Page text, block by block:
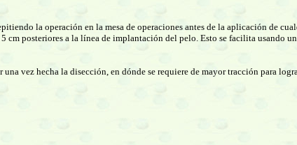
la operación en la mesa de operaciones antes de la aplicación de
cm posteriores a la línea de implantación del pelo. Esto se facilita usando
vez hecha la disección, en dónde se requiere de mayor tracción para